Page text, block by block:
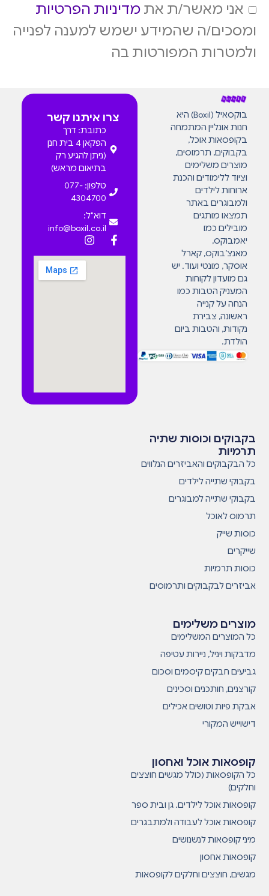
אני מאשר/ת את מדיניות הפרטיות
ומסכים/ה שהמידע ישמש למענה לפנייה
ולמטרות המפורטות בה
בוקסאיל (Boxil) היא
חנות אונליין המתמחה
בקופסאות אוכל,
בקבוקים, תרמוסים,
מוצרים משלימים
וציוד ללימודים והכנת
ארוחות לילדים
ולמבוגרים באתר
תמצאו מותגים
מובילים כמו
יאמבוקס,
מאנצ’בוקס, קארל
אוסקר, מונטי ועוד. יש
גם מועדון לקוחות
המעניק הטבות כמו
הנחה על קנייה
ראשונה, צבירת
נקודות, והטבות ביום
הולדת.
צרו איתנו קשר
כתובת: דרך
הפקאן 4 בית חנן
(ניתן להגיע רק
בתיאום מראש)
טלפון: 077-
4304700
דוא"ל:
info@boxil.co.il
קופסאות אוכל ואחסון
כל הקופסאות (כולל מגשים חוצצים
וחלקים)
קופסאות אוכל לילדים. גן ובית ספר
קופסאות אוכל לעבודה ולמתבגרים
מיני קופסאות לנשנושים
קופסאות אחסון
מגשים, חוצצים וחלקים לקופסאות
מוצרים משלימים
כל המוצרים המשלימים
מדבקות ויניל, ניירות עטיפה
גביעים חבקים קיסמים וסכום
קורצנים, חותכנים וסכינים
אבקת פיות וטושים אכילים
דישוייש המקורי
בקבוקים וכוסות שתיה
תרמיות
כל הבקבוקים והאביזרים הנלווים
בקבוקי שתייה לילדים
בקבוקי שתייה למבוגרים
תרמוס לאוכל
כוסות שייק
שייקרים
כוסות תרמיות
אביזרים לבקבוקים ותרמוסים